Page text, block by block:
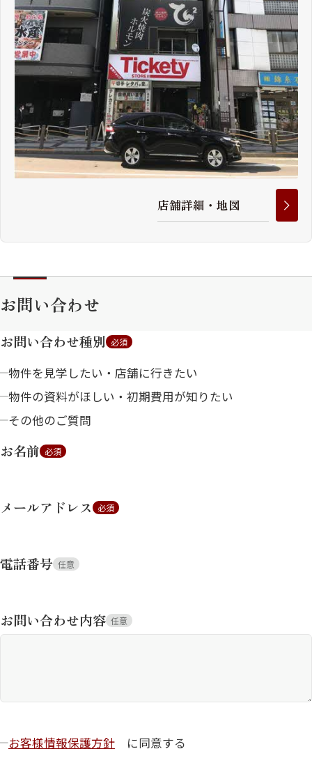
店舗詳細 ・地図
お問い合わせ
お問い合わせ種別 必須
物件を見学したい・店舗に行きたい
物件の資料がほしい・初期費用が知りたい
その他のご質問
お名前 必須
メールアドレス 必須
電話番号 任意
お問い合わせ内容 任意
お客様情報保護方針 に同意する